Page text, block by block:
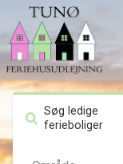
Søg ledige
ferieboliger